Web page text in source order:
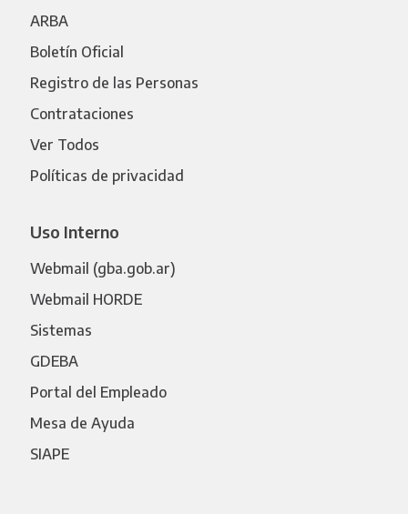
ARBA
Boletín Oficial
Registro de las Personas
Contrataciones
Ver Todos
Políticas de privacidad
Uso Interno
Webmail (gba.gob.ar)
Webmail HORDE
Sistemas
GDEBA
Portal del Empleado
Mesa de Ayuda
SIAPE